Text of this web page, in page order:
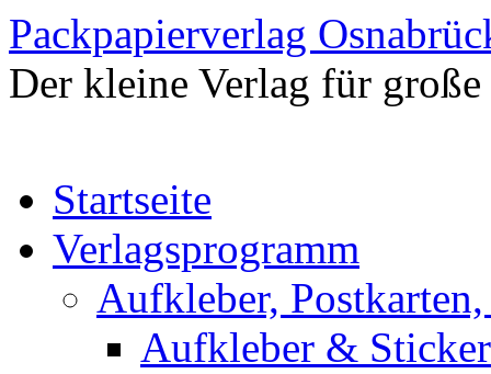
Packpapierverlag
Der kleine Verlag für große
Startseite
Verlagsprogramm
Aufkleber, Postkarten,
Aufkleber &